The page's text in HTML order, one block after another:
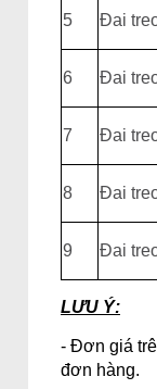
5 Đai
6 Đai
7 Đai
8 Đai
9 Đai
LƯU Ý:
- Đơn giá
đơn hàng.